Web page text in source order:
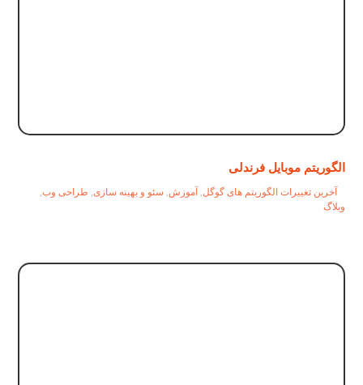
الگوریتم موبایل فرندلی
آخرین تغییرات الگوریتم های گوگل,آموزش, سئو و بهینه سازی, طراحی وب,
وبلاگ